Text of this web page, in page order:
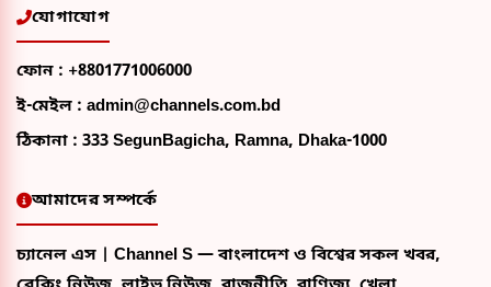
যোগাযোগ
ফোন : +8801771006000
ই-মেইল : admin@channels.com.bd
ঠিকানা : 333 SegunBagicha, Ramna, Dhaka-1000
আমাদের সম্পর্কে
চ্যানেল এস | Channel S — বাংলাদেশ ও বিশ্বের সকল খবর,